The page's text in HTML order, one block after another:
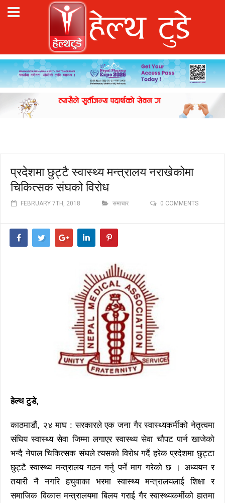
प्रदेशमा छुट्टै स्वास्थ्य मन्त्रालय नराखेकोमा
चिकित्सक संघको विरोध
FEBRUARY 7TH, 2018 समाचार 0 COMMENTS
हेल्थ टुडे,
काठमाडौं, २४ माघ : सरकारले एक जना गैर स्वास्थ्यकर्मीको नेतृत्वमा
संघिय स्वास्थ्य सेवा जिम्मा लगाएर स्वास्थ्य सेवा चौपट पार्न खाजेको
भन्दै नेपाल चिकित्सक संघले त्यसको विरोध गर्दै हरेक प्रदेशमा छुट्टा
छुट्टै स्वास्थ्य मन्त्रालय गठन गर्नु पर्ने माग गरेको छ । अध्ययन र
तयारी नै नगरि हचुवाका भरमा स्वास्थ्य मन्त्रालयलाई शिक्षा र
समाजिक विकास मन्त्रालयमा बिलय गराई गैर स्वास्थ्यकर्मीको हातमा